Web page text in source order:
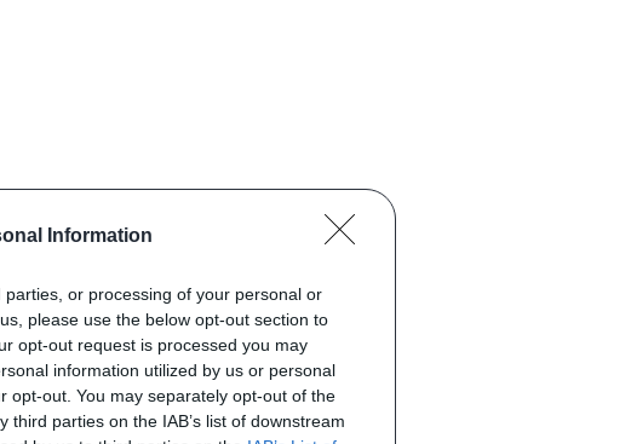
Information
or processing of your personal or
please use the below opt-out section to
opt-out request is processed you may
information utilized by us or personal
opt-out. You may separately opt-out of the
parties on the IAB’s list of downstream